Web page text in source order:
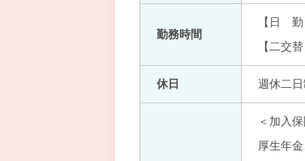
勤務時間
【日
【二交
休日 週休二
＜加入保
厚生年